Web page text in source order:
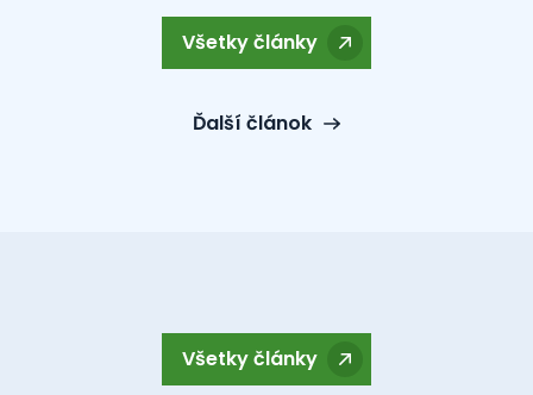
Všetky články
Ďalší článok
Všetky články